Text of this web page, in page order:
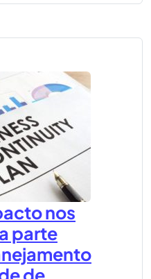
nos
parte